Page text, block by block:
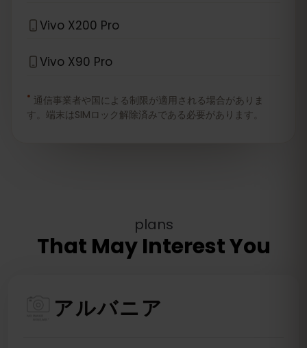
Vivo X200 Pro
Vivo X90 Pro
* 通信事業者や国による制限が適用される場合がありま
す。端末はSIMロック解除済みである必要があります。
plans
That May Interest You
アルバニア